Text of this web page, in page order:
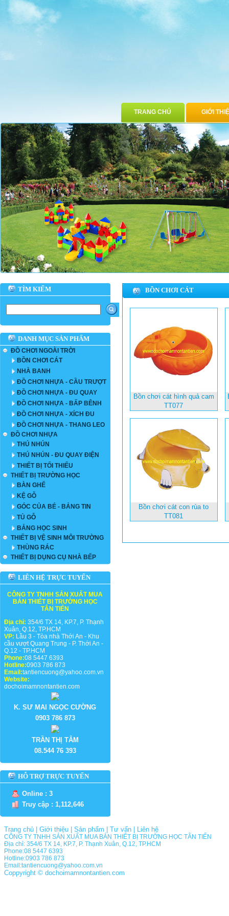
TRANG CHỦ GIỚI
TÌM KIẾM
DANH MỤC SẢN PHẨM
ĐỒ CHƠI NGOÀI TRỜI
BỒN CHƠI CÁT
NHÀ BANH
ĐỒ CHƠI NHỰA - CẦU TRƯỢT
ĐỒ CHƠI NHỰA - ĐU QUAY
ĐỒ CHƠI NHỰA - BẤP BÊNH
ĐỒ CHƠI NHỰA - XÍCH ĐU
ĐỒ CHƠI NHỰA - THANG LEO
ĐỒ CHƠI NHỰA
THÚ NHÚN
THÚ NHÚN - ĐU QUAY ĐIỆN
THIẾT BỊ TỐI THIỂU
THIẾT BỊ TRƯỜNG HỌC
BÀN GHẾ
KỆ GỖ
GÓC CỦA BÉ - BẢNG TIN
TỦ GỖ
BẢNG HỌC SINH
THIẾT BỊ VỆ SINH MÔI TRƯỜNG
THÙNG RÁC
THIẾT BỊ DỤNG CỤ NHÀ BẾP
LIÊN HỆ TRỰC TUYẾN
CÔNG TY TNHH SẢN XUẤT MUA
BÁN THIẾT BỊ TRƯỜNG HỌC
TÂN TIẾN
Địa chỉ: 354/6 TX 14, KP.7, P. Thạnh
Xuân, Q.12, TP.HCM
VP: Lầu 3 - Tòa nhà Thới An - Khu
cầu vượt Quang Trung - P. Thới An -
Q.12 - TP.HCM
Phone:08 5447 6393
Hotline:0903 786 873
Email:tantiencuong@yahoo.com.vn
Website:
dochoimamnontantien.com
K. SƯ MAI NGỌC CƯỜNG
0903 786 873
TRẦN THỊ TÂM
08.544 76 393
HỖ TRỢ TRỰC TUYẾN
Online : 3
Truy cập : 1,112,646
BỒN CHƠI CÁT
Bồn chơi cát hình quả cam
TT077
Bồn chơi cát con rùa to
TT081
Trang chủ Giới thiệu Sản phẩm Tư vấn Liên hệ
CÔNG TY TNHH SẢN XUẤT MUA BÁN THIẾT BỊ TRƯỜNG HỌC TÂN TIẾN
Địa chỉ: 354/6 TX 14, KP.7, P. Thạnh Xuân, Q.12, TP.HCM
Phone:08 5447 6393
Hotline:0903 786 873
Email:tantiencuong@yahoo.com.vn
Coppyright © dochoimamnontantien.com